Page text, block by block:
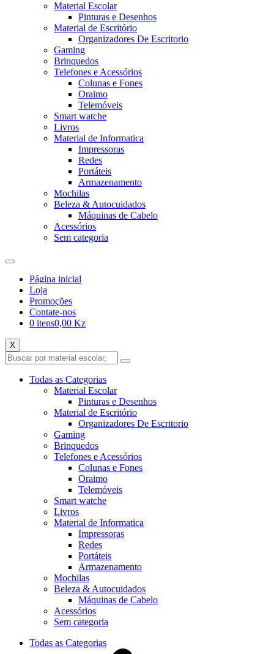
Material Escolar
Pinturas e Desenhos
Material de Escritório
Organizadores De Escritorio
Gaming
Brinquedos
Telefones e Acessórios
Colunas e Fones
Oraimo
Telemóveis
Smart watche
Livros
Material de Informatica
Impressoras
Redes
Portáteis
Armazenamento
Mochilas
Beleza & Autocuidados
Máquinas de Cabelo
Acessórios
Sem categoria
Página inicial
Loja
Promoções
Contate-nos
0 itens0,00 Kz
X
Todas as Categorias
Material Escolar
Pinturas e Desenhos
Material de Escritório
Organizadores De Escritorio
Gaming
Brinquedos
Telefones e Acessórios
Colunas e Fones
Oraimo
Telemóveis
Smart watche
Livros
Material de Informatica
Impressoras
Redes
Portáteis
Armazenamento
Mochilas
Beleza & Autocuidados
Máquinas de Cabelo
Acessórios
Sem categoria
Todas as Categorias